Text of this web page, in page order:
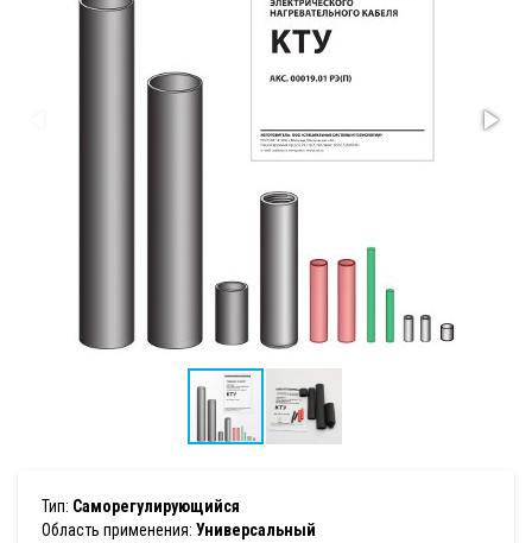
Тип: Саморегулирующийся
Область применения: Универсальный